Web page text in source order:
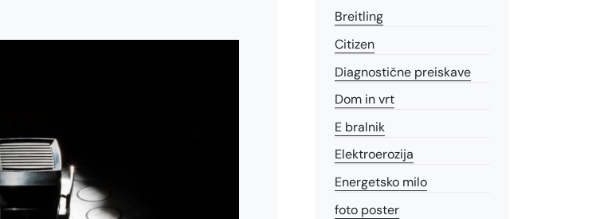
Breitling
Citizen
Diagnostične preiskave
Dom in vrt
E bralnik
Elektroerozija
Energetsko milo
foto poster